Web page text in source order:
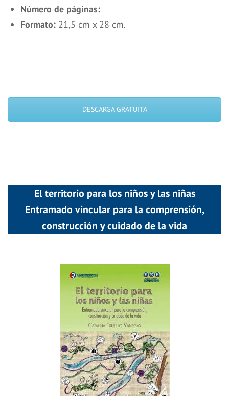
Número de páginas:
Formato: 21,5 cm x 28 cm.
DESCARGA GRATUITA
El territorio para los niños y las niñas
Entramado vincular para la comprensión,
construcción y cuidado de la vida